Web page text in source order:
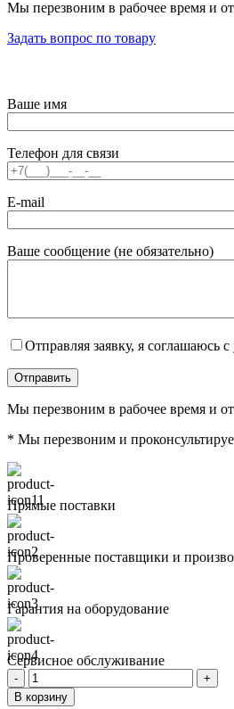
Мы перезвоним в рабочее время и
Задать вопрос по товару
Ваше имя
Телефон для связи
E-mail
Ваше сообщение (не обязательно)
Отправляя заявку, я соглашаюсь
Мы перезвоним в рабочее время и
* Мы перезвоним и
Прямые поставки
Проверенные поставщики и
Гарантия на оборудование
Сервисное обслуживание
Количество
товара
В корзину